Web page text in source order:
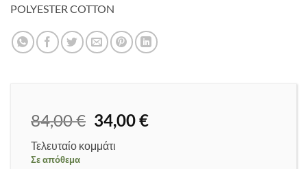
POLYESTER COTTON
84,00€ Original
price
was:
34,00€Η
Τελευταίο κομμάτι
Σε απόθεμα